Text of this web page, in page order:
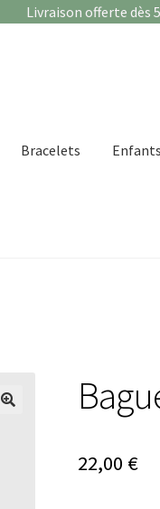
Livraison offerte dès
Bracelets Enfants
22,00 €